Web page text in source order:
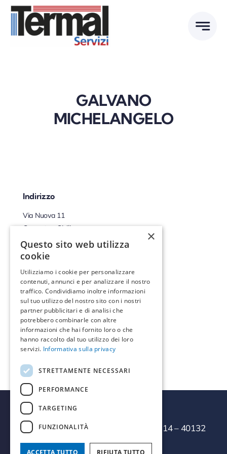
Skip
content
GALVANO
MICHELANGELO
Indirizzo
Via Nuova 11
Guarrato - Sicilia
91100 - Italia
Indicazioni >
Informazioni di contatto
Telefono: 0923553229
Email:info@galvano.it
Termal Servizi Srl
– Via della Salute, 14 – 40132
Bologna
×
Questo sito web utilizza
cookie
Utilizziamo i cookie per personalizzare
contenuti, annunci e per analizzare il nostro
traffico. Condividiamo inoltre informazioni
sul tuo utilizzo del nostro sito con i nostri
partner pubblicitari e di analisi che
potrebbero combinarle con altre
informazioni che hai fornito loro o che
hanno raccolto dal tuo utilizzo dei loro
servizi. Informativa sulla privacy
STRETTAMENTE NECESSARI
PERFORMANCE
TARGETING
FUNZIONALITÀ
ACCETTA TUTTO RIFIUTA TUTTO